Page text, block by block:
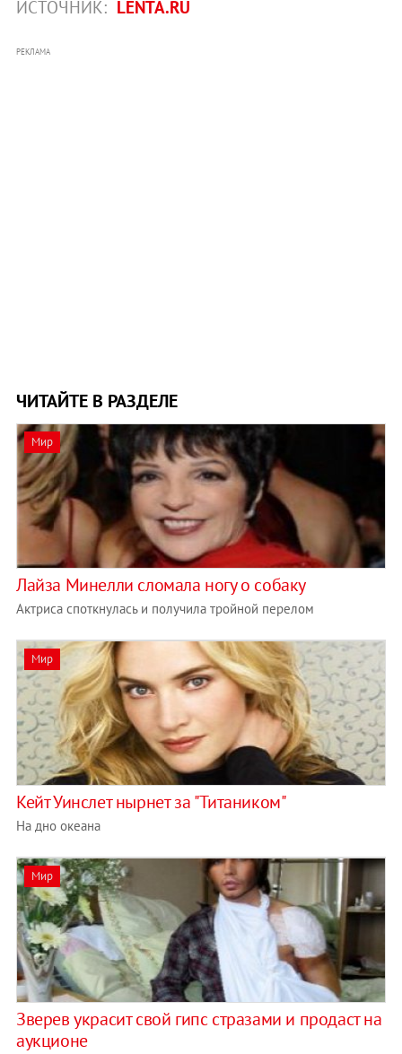
ИСТОЧНИК: LENTA.RU
РЕКЛАМА
ЧИТАЙТЕ В РАЗДЕЛЕ
Мир
Лайза Минелли сломала ногу о собаку
Актриса споткнулась и получила тройной перелом
Мир
Кейт Уинслет нырнет за "Титаником"
На дно океана
Мир
Зверев украсит свой гипс стразами и продаст на
аукционе